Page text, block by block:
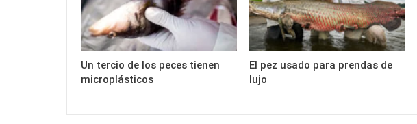
Un tercio de los peces tienen
microplásticos
El pez usado para prendas de
lujo